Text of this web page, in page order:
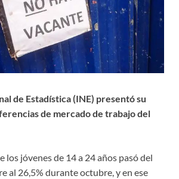
de Estadística (INE) presentó su
de mercado de trabajo del
los jóvenes de 14 a 24 años pasó del
al 26,5% durante octubre, y en ese